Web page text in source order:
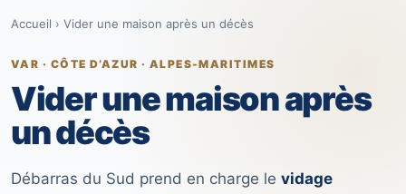
Accueil › Vider une maison après un décès
VAR · CÔTE D’AZUR · ALPES-MARITIMES
Vider une maison après
un décès
Débarras du Sud prend en charge le vidage